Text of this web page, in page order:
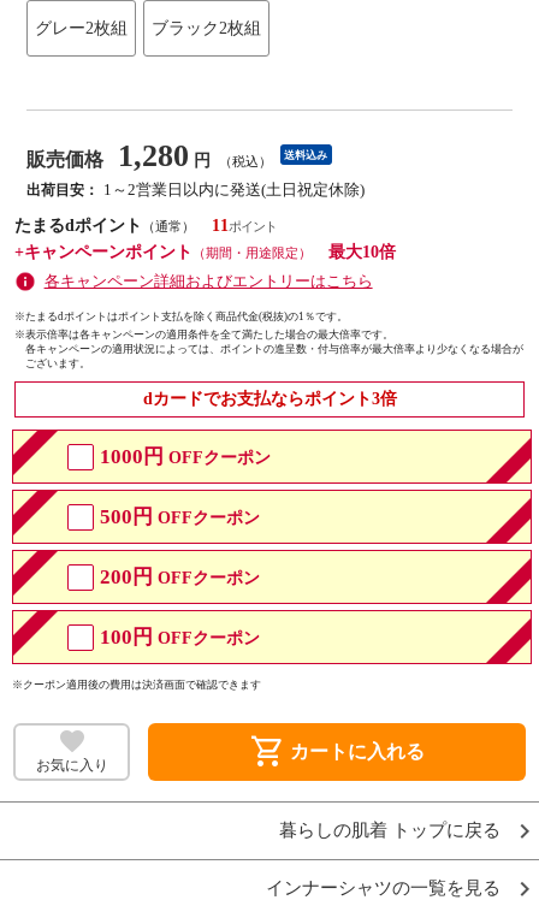
グレー2枚組 ブラック2枚組
販売価格 1,280 円 （税込） 送料込み
出荷目安：
1～2営業日以内に発送(土日祝定休除)
たまるdポイント
（通常）
11
+キャンペーンポイント
（期間・用途限定）
最大10倍
各キャンペーン詳細およびエントリーはこちら
※たまるdポイントはポイント支払を除く商品代金(税抜)の1％です。
※表示倍率は各キャンペーンの適用条件を全て満たした場合の最大倍率です。
各キャンペーンの適用状況によっては、ポイントの進呈数・付与倍率が最大倍率より少なくなる場合が
ございます。
dカードでお支払ならポイント3倍
1000円 OFFクーポン
500円 OFFクーポン
200円 OFFクーポン
100円 OFFクーポン
※クーポン適用後の費用は決済画面で確認できます
お気に入り shopping_cart カートに入れる
暮らしの肌着 トップに戻る
インナーシャツの一覧を見る